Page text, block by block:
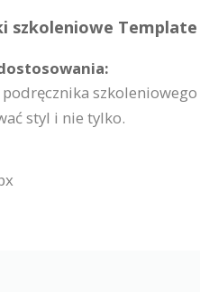
szkoleniowe
styl i nie tylko.